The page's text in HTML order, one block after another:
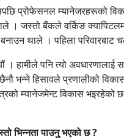
प्रोफेसनल म्यानेजरहरूको
। जस्तो बैंकले वर्किङ
थाले । पहिला परिवारबाट
हामीले पनि त्यो
भन्ने हिसावले प्रणालीको
म्यानेजमेन्ट विकास भइरहेको
भिन्नता पाउनु भएको छ ?